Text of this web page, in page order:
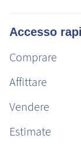
Accesso
Comprare
Affittare
Vendere
Estimate